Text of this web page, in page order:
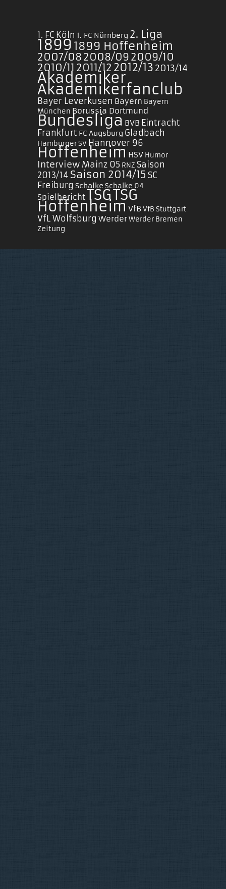
1. FC Köln 1. FC Nürnberg 2. Liga
1899 1899 Hoffenheim
2007/082008/092009/10
2010/11 2011/12 2012/13 2013/14
Akademiker
Akademikerfanclub
Bayer Leverkusen Bayern Bayern
München Borussia Dortmund
Bundesliga BVB Eintracht
Frankfurt FC Augsburg Gladbach
Hamburger SV Hannover 96
Hoffenheim HSV Humor
Interview Mainz 05 RNZ Saison
2013/14 Saison 2014/15 SC
Freiburg Schalke Schalke 04
SpielberichtTSGTSG
Hoffenheim VfB VfB Stuttgart
VfL Wolfsburg WerderWerder Bremen
Zeitung